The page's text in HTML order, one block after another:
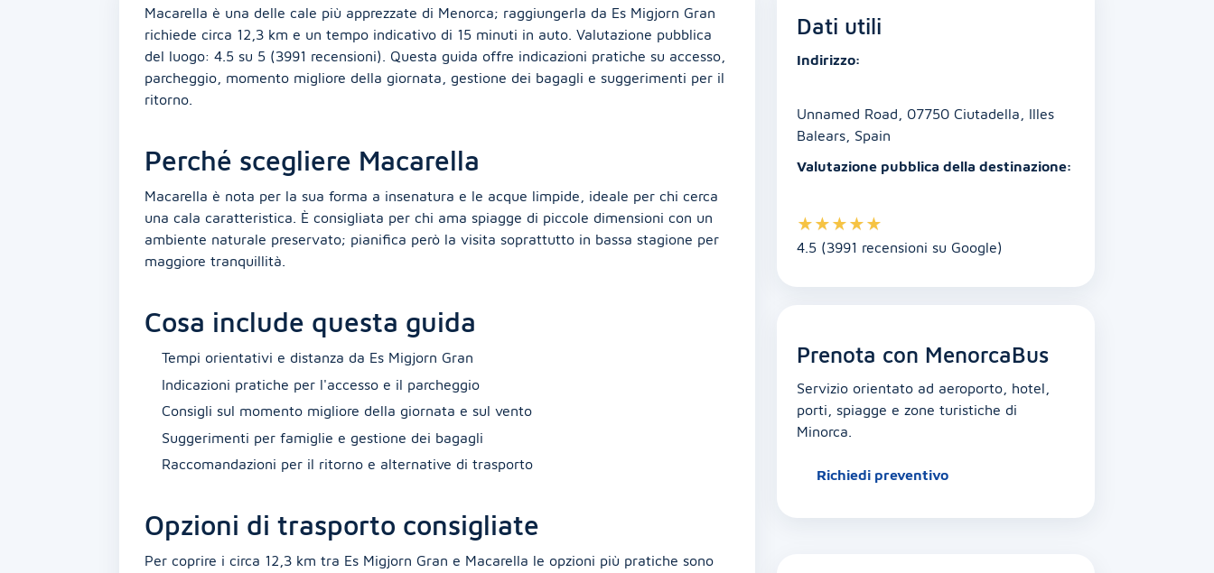
Macarella è una delle cale più apprezzate di Menorca; raggiungerla da Es Migjorn Gran
richiede circa 12,3 km e un tempo indicativo di 15 minuti in auto. Valutazione pubblica
del luogo: 4.5 su 5 (3991 recensioni). Questa guida offre indicazioni pratiche su accesso,
parcheggio, momento migliore della giornata, gestione dei bagagli e suggerimenti per il
ritorno.
Perché scegliere Macarella
Macarella è nota per la sua forma a insenatura e le acque limpide, ideale per chi cerca
una cala caratteristica. È consigliata per chi ama spiagge di piccole dimensioni con un
ambiente naturale preservato; pianifica però la visita soprattutto in bassa stagione per
maggiore tranquillità.
Cosa include questa guida
Tempi orientativi e distanza da Es Migjorn Gran
Indicazioni pratiche per l'accesso e il parcheggio
Consigli sul momento migliore della giornata e sul vento
Suggerimenti per famiglie e gestione dei bagagli
Raccomandazioni per il ritorno e alternative di trasporto
Opzioni di trasporto consigliate
Per coprire i circa 12,3 km tra Es Migjorn Gran e Macarella le opzioni più pratiche sono
Dati utili
Indirizzo:
Unnamed Road, 07750 Ciutadella, Illes
Balears, Spain
Valutazione pubblica della destinazione:
★★★★★
4.5 (3991 recensioni su Google)
Prenota con MenorcaBus
Servizio orientato ad aeroporto, hotel,
porti, spiagge e zone turistiche di
Minorca.
Richiedi preventivo